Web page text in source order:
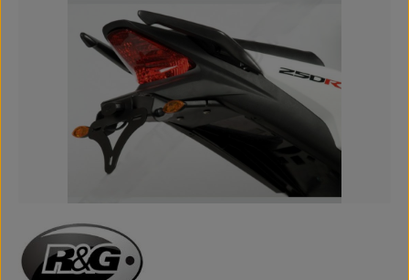
Ignorer la galerie d'images